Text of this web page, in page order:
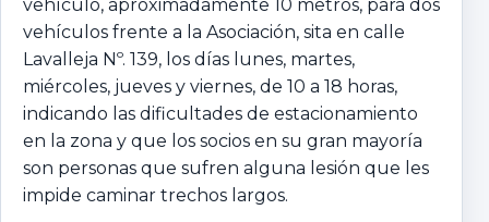
vehículo, aproximadamente 10 metros, para dos
vehículos frente a la Asociación, sita en calle
Lavalleja Nº. 139, los días lunes, martes,
miércoles, jueves y viernes, de 10 a 18 horas,
indicando las dificultades de estacionamiento
en la zona y que los socios en su gran mayoría
son personas que sufren alguna lesión que les
impide caminar trechos largos.